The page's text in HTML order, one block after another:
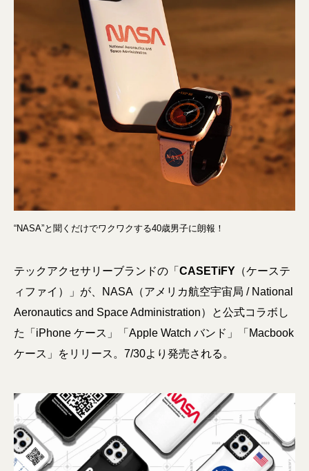
“NASA”と聞くだけでワクワクする40歳男子に朗報！
テックアクセサリーブランドの「 CASETiFY （ケーステ
ィファイ）」が、NASA（アメリカ航空宇宙局 / National
Aeronautics and Space Administration）と公式コラボし
た「iPhone ケース」「Apple Watch バンド」「Macbook
ケース」をリリース。7/30より発売される。